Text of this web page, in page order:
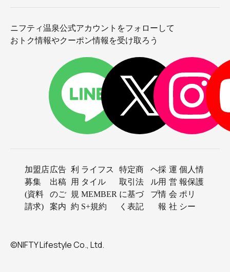
ニフティ温泉公式アカウントをフォローして
おトク情報やクーポン情報を受け取ろう
加盟店
募集
(資料
請求)
広告
出稿
のご
案内
利
用
規
約
ライフス
タイル
MEMBER
S+規約
特定商
取引法
に基づ
く表記
ヘ
ル
プ
採
用
情
報
運
営
会
社
個人情
報保護
ポリ
シー
©NIFTY Lifestyle Co., Ltd.